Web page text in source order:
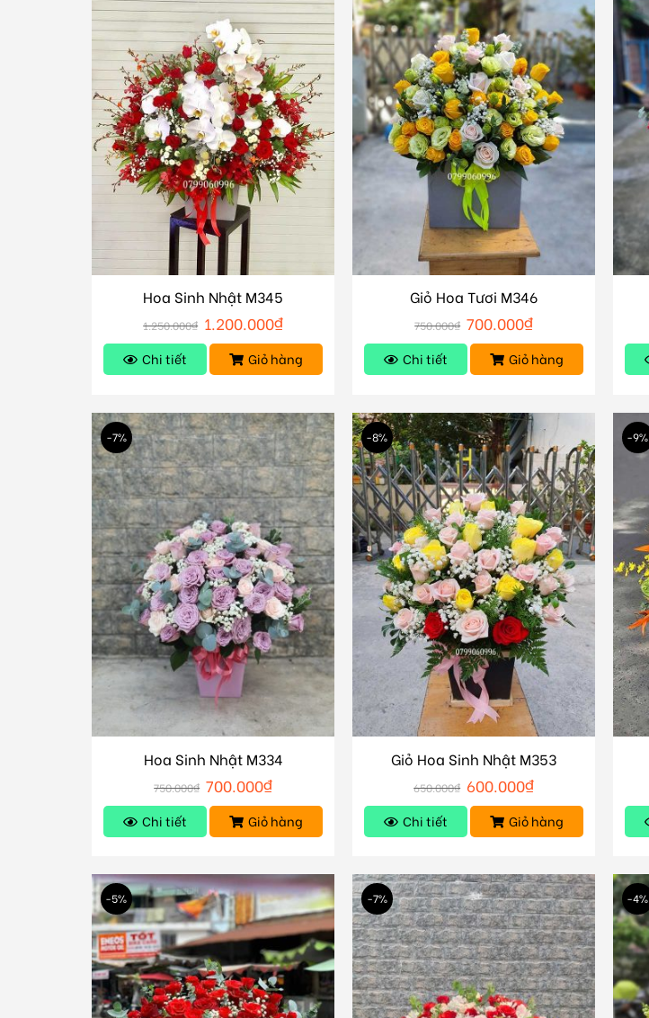
Hoa Sinh Nhật M345
1.250.000₫ 1.200.000₫
Chi tiết Giỏ hàng
Giỏ Hoa Tươi M346
750.000₫ 700.000₫
Chi tiết Giỏ hàng
-7%
Hoa Sinh Nhật M334
750.000₫ 700.000₫
Chi tiết Giỏ hàng
-8%
Giỏ Hoa Sinh Nhật M353
650.000₫ 600.000₫
Chi tiết Giỏ hàng
-9%
-5% -7% -4%